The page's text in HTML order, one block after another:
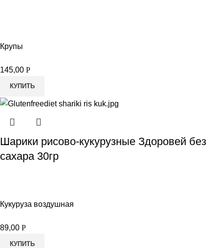
Крупы
145,00 Р
КУПИТЬ
Шарики рисово-кукурузные Здоровей без
сахара 30гр
Кукуруза воздушная
89,00 Р
КУПИТЬ